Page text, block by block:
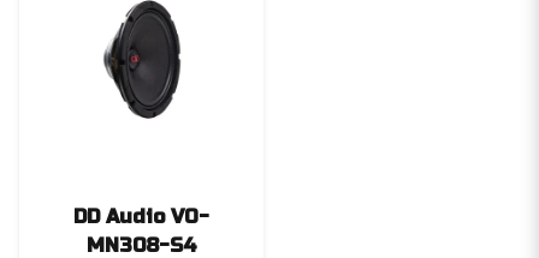
DD Audio VO-
MN308-S4